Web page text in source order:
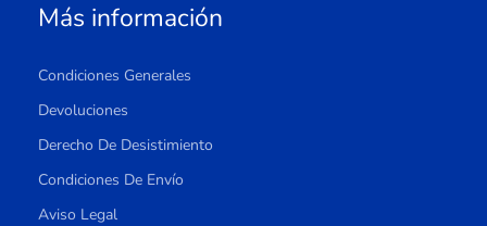
Más información
Condiciones Generales
Devoluciones
Derecho De Desistimiento
Condiciones De Envío
Aviso Legal